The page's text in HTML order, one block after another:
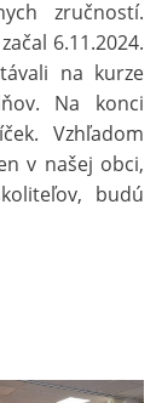
zručností.
6.11.2024.
na kurze
Na konci
Vzhľadom
v našej obci,
budú